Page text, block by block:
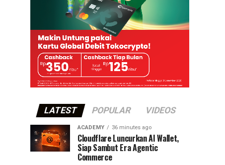
LATEST POPULAR VIDEOS
ACADEMY 36 minutes ago
Cloudflare Luncurkan AI Wallet,
Siap Sambut Era Agentic
Commerce